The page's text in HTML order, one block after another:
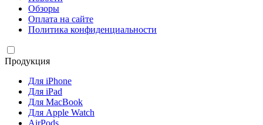
Обзоры
Оплата на сайте
Политика конфиденциальности
Продукция
Для iPhone
Для iPad
Для MacBook
Для Apple Watch
AirPods